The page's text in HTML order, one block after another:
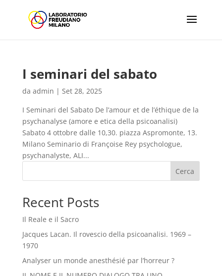
I seminari del sabato
da admin | Set 28, 2025
I Seminari del Sabato De l’amour et de l’éthique de la
psychanalyse (amore e etica della psicoanalisi)
Sabato 4 ottobre dalle 10,30. piazza Aspromonte, 13.
Milano Seminario di Françoise Rey psychologue,
psychanalyste, ALI...
Cerca
Recent Posts
Il Reale e il Sacro
Jacques Lacan. Il rovescio della psicoanalisi. 1969 –
1970
Analyser un monde anesthésié par l’horreur ?